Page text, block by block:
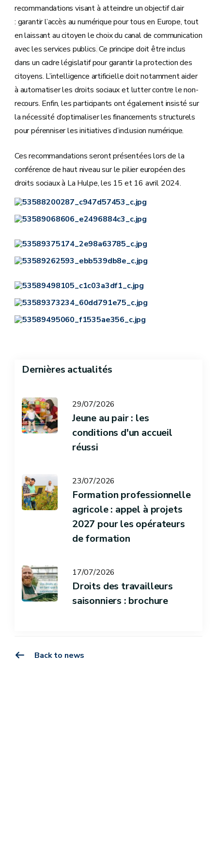
recommandations visant à atteindre un objectif clair
: garantir l’accès au numérique pour tous en Europe, tout
en laissant au citoyen le choix du canal de communication
avec les services publics.Ce principe doit être inclus
dans un cadre législatif pour garantir la protection des
citoyens. L’intelligence artificielle doit notamment aider
à automatiser les droits sociaux et lutter contre le non-
recours. Enfin, les participants ont également insisté sur
la nécessité d’optimaliser les financements structurels
pour pérenniser les initiatives d’inclusion numérique.
Ces recommandations seront présentées lors de la
conférence de haut niveau sur le pilier européen des
droits sociaux à La Hulpe, les 15 et 16 avril 2024.
Back to news
Dernières actualités
29/07/2026
Jeune au pair : les
conditions d'un accueil
réussi
23/07/2026
Formation professionnelle
agricole : appel à projets
2027 pour les opérateurs
de formation
17/07/2026
Droits des travailleurs
saisonniers : brochure